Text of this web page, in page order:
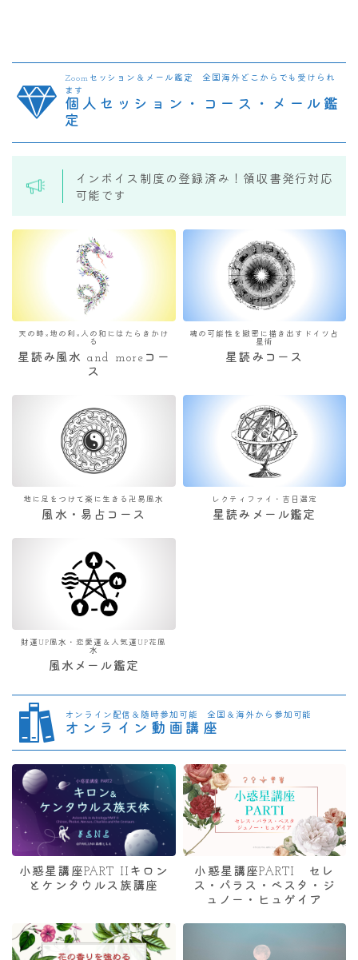
Zoomセッション＆メール鑑定 全国海外どこからでも受けられ
ます
個人セッション・コース・メール鑑
定
インボイス制度の登録済み！領収書発行対応
可能です
天の時×地の利×人の和にはたらきかけ
る
星読み風水 and moreコー
ス
魂の可能性を緻密に描き出すドイツ占
星術
星読みコース
地に足をつけて楽に生きる卍易風水
風水・易占コース
レクティファイ・吉日選定
星読みメール鑑定
財運UP風水・恋愛運＆人気運UP花風
水
風水メール鑑定
オンライン配信＆随時参加可能 全国＆海外から参加可能
オンライン動画講座
小惑星講座PART IIキロン
とケンタウルス族講座
小惑星講座PARTI セレ
ス・パラス・ベスタ・ジ
ュノー・ヒュゲイア